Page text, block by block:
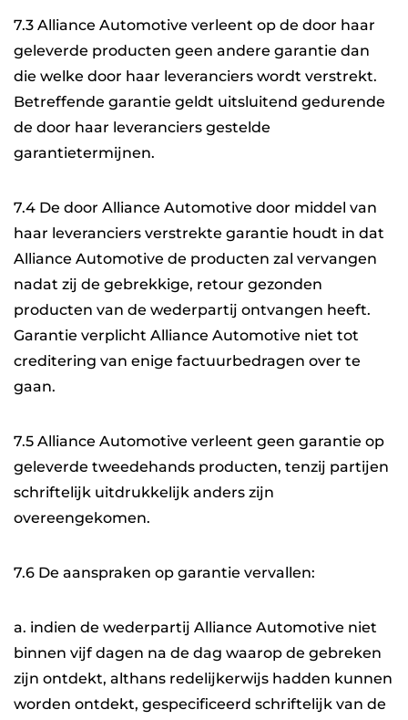
7.3 Alliance Automotive verleent op de door haar
geleverde producten geen andere garantie dan
die welke door haar leveranciers wordt verstrekt.
Betreffende garantie geldt uitsluitend gedurende
de door haar leveranciers gestelde
garantietermijnen.
7.4 De door Alliance Automotive door middel van
haar leveranciers verstrekte garantie houdt in dat
Alliance Automotive de producten zal vervangen
nadat zij de gebrekkige, retour gezonden
producten van de wederpartij ontvangen heeft.
Garantie verplicht Alliance Automotive niet tot
creditering van enige factuurbedragen over te
gaan.
7.5 Alliance Automotive verleent geen garantie op
geleverde tweedehands producten, tenzij partijen
schriftelijk uitdrukkelijk anders zijn
overeengekomen.
7.6 De aanspraken op garantie vervallen:
a. indien de wederpartij Alliance Automotive niet
binnen vijf dagen na de dag waarop de gebreken
zijn ontdekt, althans redelijkerwijs hadden kunnen
worden ontdekt, gespecificeerd schriftelijk van de